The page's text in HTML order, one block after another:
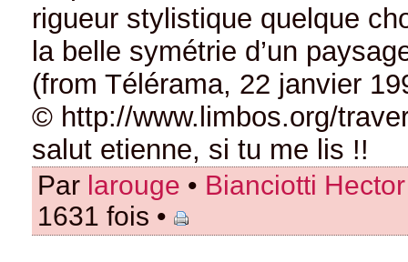
rigueur stylistique quelque
la belle symétrie d’un
(from Télérama, 22 janvier
© http://www.limbos.org/
salut etienne, si tu me lis !!
Par larouge • Bianciotti Hector
1631 fois •